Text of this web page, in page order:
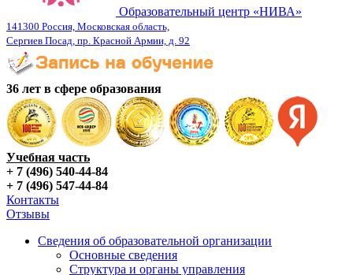
Образовательный центр «НИВА»
141300 Россия, Московская область,
Сергиев Посад, пр. Красной Армии, д. 92
36 лет в сфере образования
Учебная часть
+ 7 (496) 540-44-84
+ 7 (496) 547-44-84
Контакты
Отзывы
Сведения об образовательной организации
Основные сведения
Структура и органы управления